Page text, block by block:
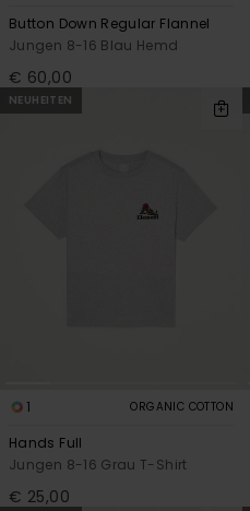
Button Down Regular Flannel
Jungen 8-16 Blau Hemd
€ 60,00
NEUHEITEN
1 ORGANIC COTTON
Hands Full
Jungen 8-16 Grau T-Shirt
€ 25,00